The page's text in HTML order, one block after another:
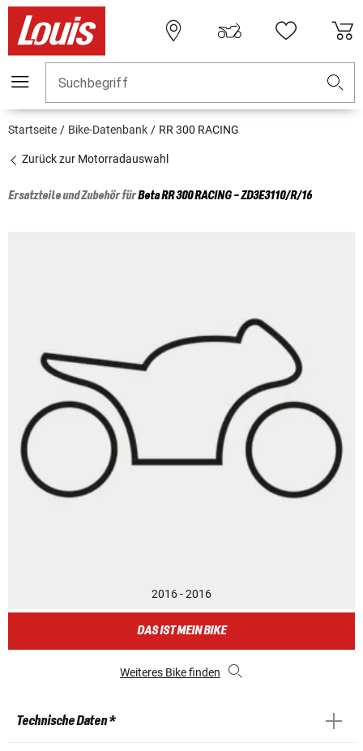
Suchbegriff
Startseite Bike-Datenbank RR 300 RACING
Zurück zur Motorradauswahl
Ersatzteile und Zubehör fürBetaRR 300 RACING - ZD3E3110/R/16
2016 - 2016
DAS IST MEIN BIKE
Weiteres Bike finden
Technische Daten *